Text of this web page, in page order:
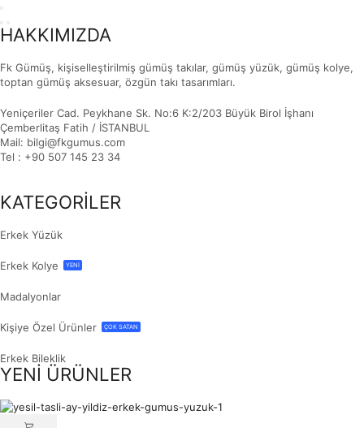
HAKKIMIZDA
Fk Gümüş, kişiselleştirilmiş gümüş takılar, gümüş yüzük, gümüş kolye,
toptan gümüş aksesuar, özgün takı tasarımları.
Yeniçeriler Cad. Peykhane Sk. No:6 K:2/203 Büyük Birol İşhanı
Çemberlitaş Fatih / İSTANBUL
Mail: bilgi@fkgumus.com
Tel : +90 507 145 23 34
KATEGORİLER
Erkek Yüzük
Erkek Kolye YENİ
Madalyonlar
Kişiye Özel Ürünler ÇOK SATAN
Erkek Bileklik
YENİ ÜRÜNLER